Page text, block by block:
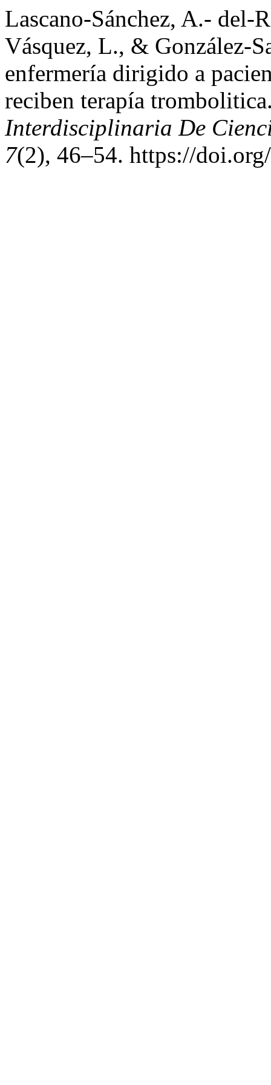
Lascano-Sánchez, A.- del-
Vásquez, L., & González-
enfermería dirigido a
reciben terapía
Interdisciplinaria De
7(2), 46–54. https://